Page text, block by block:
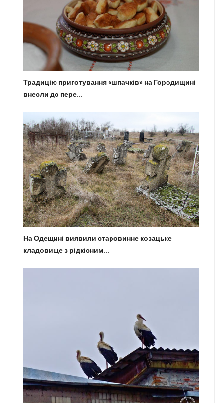
Традицію приготування «шпачків» на Городищині
внесли до пере...
На Одещині виявили старовинне козацьке
кладовище з рідкісним...